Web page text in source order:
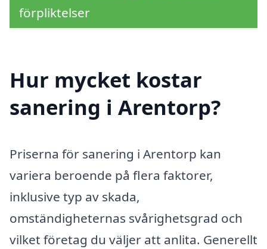
förpliktelser
Hur mycket kostar
sanering i Arentorp?
Priserna för sanering i Arentorp kan
variera beroende på flera faktorer,
inklusive typ av skada,
omständigheternas svårighetsgrad och
vilket företag du väljer att anlita. Generellt